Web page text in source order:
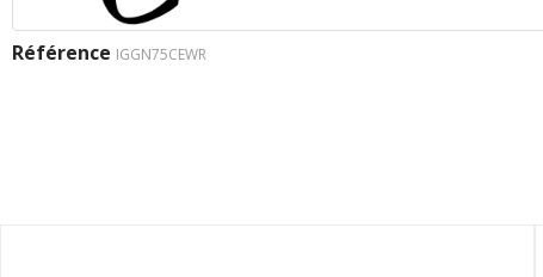
Référence IGGN75CEWR